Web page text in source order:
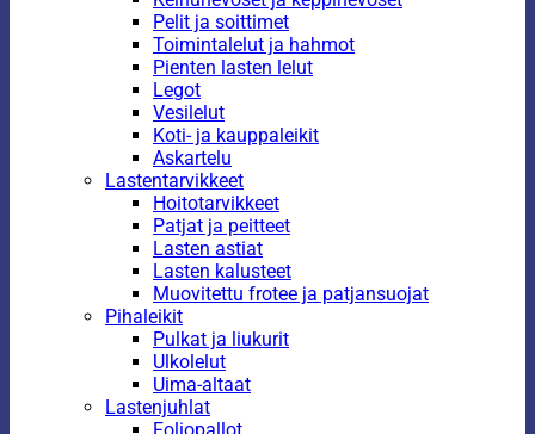
Pelit ja soittimet
Toimintalelut ja hahmot
Pienten lasten lelut
Legot
Vesilelut
Koti- ja kauppaleikit
Askartelu
Lastentarvikkeet
Hoitotarvikkeet
Patjat ja peitteet
Lasten astiat
Lasten kalusteet
Muovitettu frotee ja patjansuojat
Pihaleikit
Pulkat ja liukurit
Ulkolelut
Uima-altaat
Lastenjuhlat